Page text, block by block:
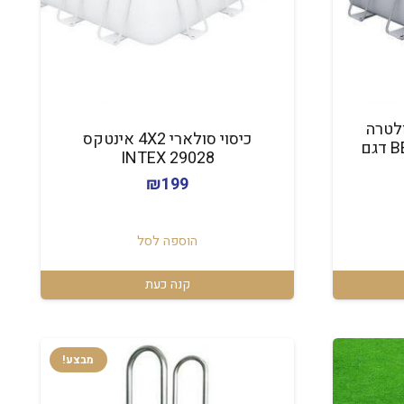
549X274 ס"מ BESTWAY דגם כיסוי סולארי 4X2 אינטקס
INTEX 29028
₪199
הוספה לסל
קנה כעת
מבצע!